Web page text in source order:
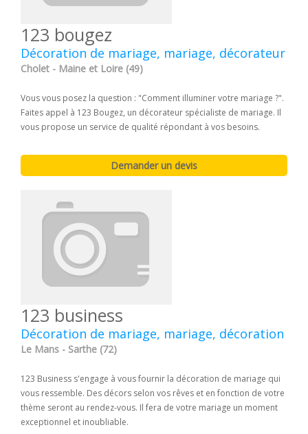
123 bougez
Décoration de mariage, mariage, décorateur
Cholet - Maine et Loire (49)
Vous vous posez la question : "Comment illuminer votre mariage ?".
Faites appel à 123 Bougez, un décorateur spécialiste de mariage. Il
vous propose un service de qualité répondant à vos besoins.
123 business
Décoration de mariage, mariage, décoration
Le Mans - Sarthe (72)
123 Business s'engage à vous fournir la décoration de mariage qui
vous ressemble. Des décors selon vos rêves et en fonction de votre
thème seront au rendez-vous. Il fera de votre mariage un moment
exceptionnel et inoubliable.